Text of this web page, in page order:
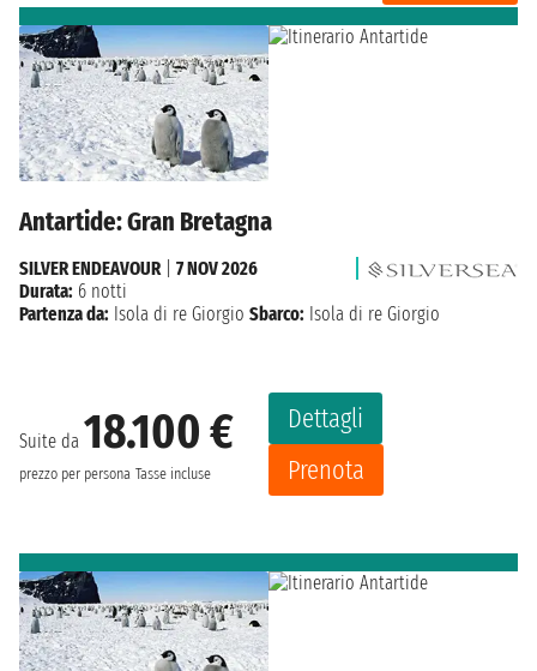
Antartide: Gran Bretagna
Suite da 18.100 €
prezzo per persona Tasse incluse
Dettagli
Prenota
SILVER ENDEAVOUR
7 NOV 2026
Durata: 6 notti
Partenza da: Isola di re Giorgio Sbarco: Isola di re Giorgio